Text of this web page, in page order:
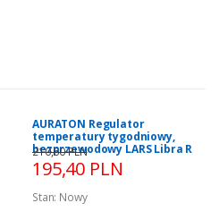
AURATON Regulator
temperatury tygodniowy,
bezprzewodowy LARS Libra R
195,40 PLN
210,60 PLN
Stan: Nowy